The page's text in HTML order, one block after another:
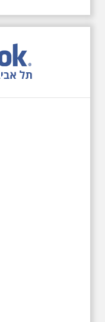
המיוחד הזה של אילן
בכנסייה הרוסית
מטה ה ק.ג.ב. מה אתם
שכונת אבו כביר
שכונת שהוקמה
של
נכבשה ב"מבצע